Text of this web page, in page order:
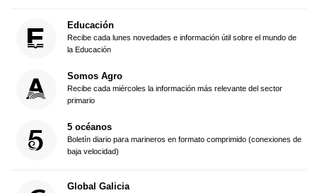
Educación
Recibe cada lunes novedades e información útil sobre el mundo de
la Educación
Somos Agro
Recibe cada miércoles la información más relevante del sector
primario
5 océanos
Boletín diario para marineros en formato comprimido (conexiones de
baja velocidad)
Global Galicia